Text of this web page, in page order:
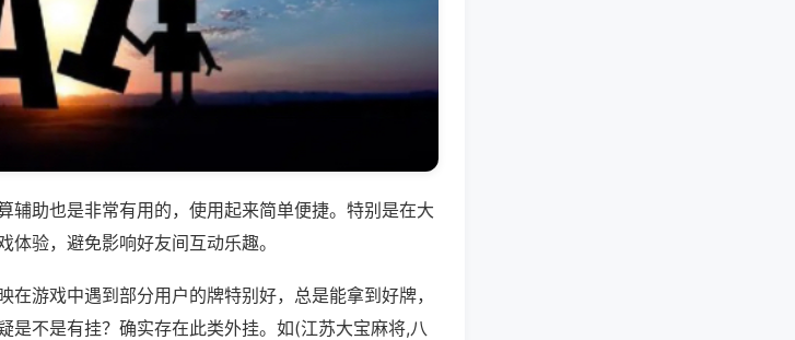
辅助也是非常有用的，使用起来简单便捷。特别是在大
验，避免影响好友间互动乐趣。
游戏中遇到部分用户的牌特别好，总是能拿到好牌，
是不是有挂？确实存在此类外挂。如(江苏大宝麻将,八